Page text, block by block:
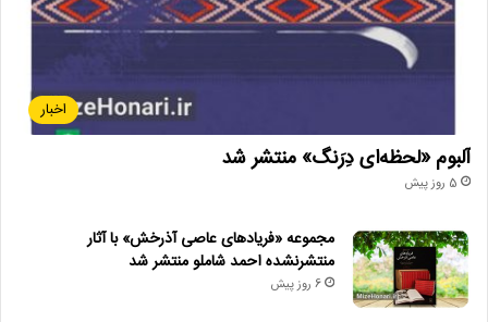
اخبار
آلبوم «لحظه‌ای دِرَنگ» منتشر شد
5 روز پیش
مجموعه «فریادهای عاصی آذرخش» با آثار
منتشرنشده احمد شاملو منتشر شد
6 روز پیش